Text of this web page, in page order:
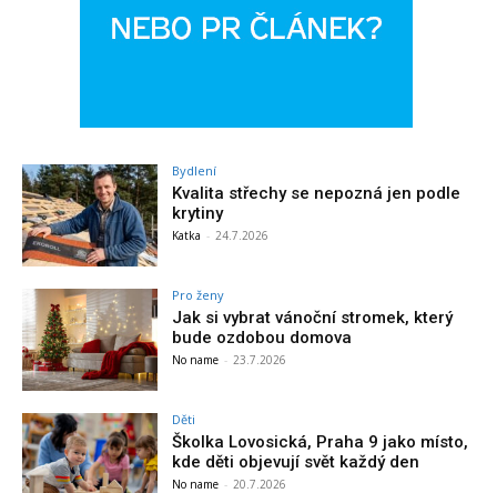
Bydlení
Kvalita střechy se nepozná jen podle
krytiny
Katka - 24.7.2026
Pro ženy
Jak si vybrat vánoční stromek, který
bude ozdobou domova
No name - 23.7.2026
Děti
Školka Lovosická, Praha 9 jako místo,
kde děti objevují svět každý den
No name - 20.7.2026